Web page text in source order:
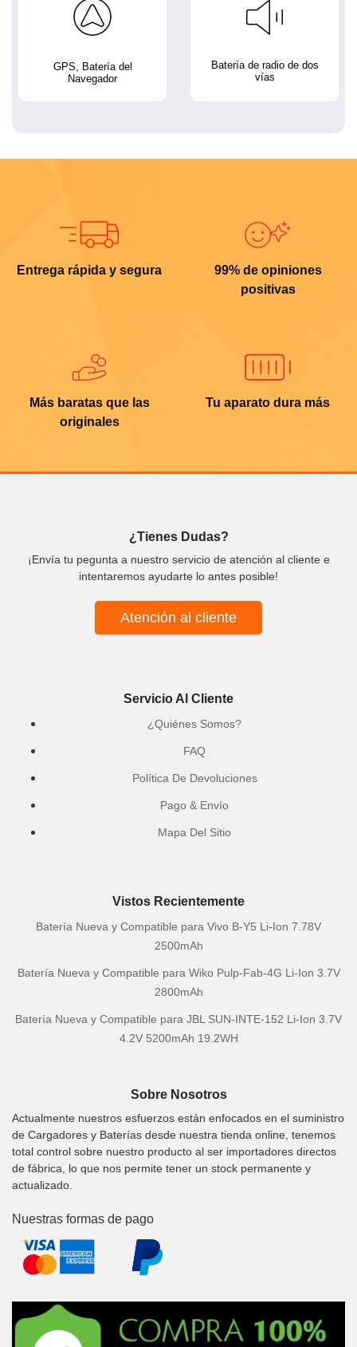
GPS, Batería del
Navegador
Batería de radio de dos
vías
Entrega rápida y segura
99% de opiniones
positivas
Más baratas que las
originales
Tu aparato dura más
¿Tienes Dudas?
¡Envía tu pegunta a nuestro servicio de atención al cliente e
intentaremos ayudarte lo antes posible!
Atención al cliente
Servicio Al Cliente
¿Quiénes Somos?
FAQ
Política De Devoluciones
Pago & Envío
Mapa Del Sitio
Vistos Recientemente
Batería Nueva y Compatible para Vivo B-Y5 Li-Ion 7.78V
2500mAh
Batería Nueva y Compatible para Wiko Pulp-Fab-4G Li-Ion 3.7V
2800mAh
Batería Nueva y Compatible para JBL SUN-INTE-152 Li-Ion 3.7V
4.2V 5200mAh 19.2WH
Sobre Nosotros
Actualmente nuestros esfuerzos están enfocados en el suministro
de Cargadores y Baterías desde nuestra tienda online, tenemos
total control sobre nuestro producto al ser importadores directos
de fábrica, lo que nos permite tener un stock permanente y
actualizado.
Nuestras formas de pago